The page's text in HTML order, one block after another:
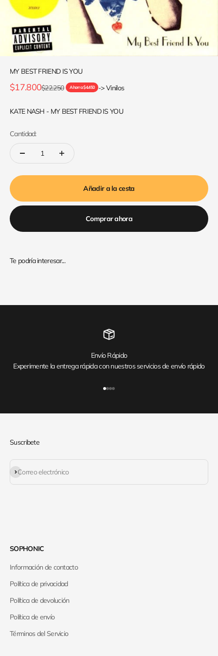
MY BEST FRIEND IS YOU
Precio de oferta
$17.800Precio normal
$22.250 Ahorra $4.450 -> Vinilos
KATE NASH - MY BEST FRIEND IS YOU
Cantidad:
Añadir a la cesta
Comprar ahora
Envío Rápido
Experimente la entrega rápida con nuestros servicios de envío rápido
Suscribete
Correo electrónico
Suscribirse
SOPHONIC
Información de contacto
Política de privacidad
Política de devolución
Política de envío
Términos del Servicio